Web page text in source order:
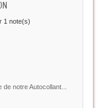
1 note(s)
de notre Autocollant...